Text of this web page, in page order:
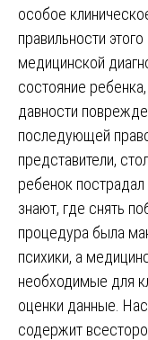
особое
правильности
медицинской
состояние
давности
последующей
представители,
ребенок пострадал
знают, где снять
процедура была
психики, а
необходимые для
оценки данные.
содержит